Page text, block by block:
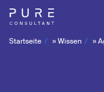
Startseite »Wissen »